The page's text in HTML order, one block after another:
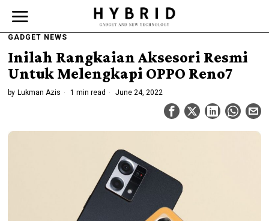
GADGET NEWS
Inilah Rangkaian Aksesori Resmi
Untuk Melengkapi OPPO Reno7
by Lukman Azis 1 min read June 24, 2022